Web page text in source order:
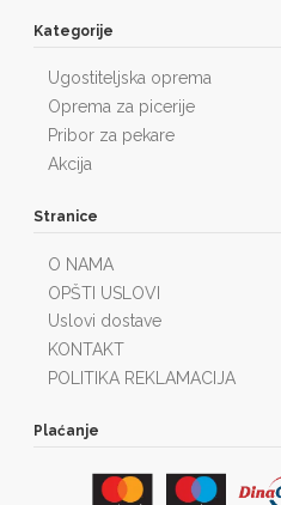
Kategorije
Ugostiteljska oprema
Oprema za picerije
Pribor za pekare
Akcija
Stranice
O NAMA
OPŠTI USLOVI
Uslovi dostave
KONTAKT
POLITIKA REKLAMACIJA
Plaćanje